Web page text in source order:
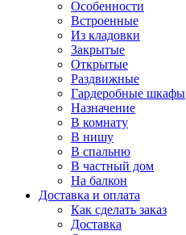
Особенности
Встроенные
Из кладовки
Закрытые
Открытые
Раздвижные
Гардеробные шкафы
Назначение
В комнату
В нишу
В спальню
В частный дом
На балкон
Доставка и оплата
Как сделать заказ
Доставка